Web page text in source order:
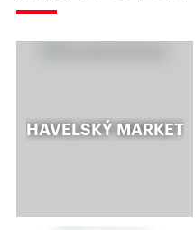
HAVELSKÝ MARKET